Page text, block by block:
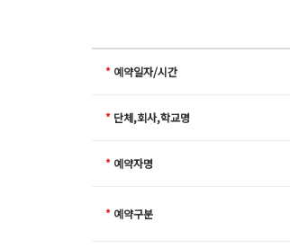
* 예약일자/시간
* 단체,회사,학교명
* 예약자명
* 예약구분